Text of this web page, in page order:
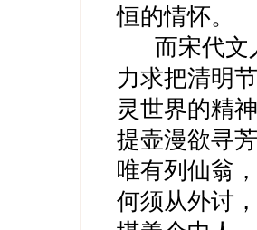
恒的情怀。
而宋代文
力求把清明
灵世界的精
提壶漫欲寻
唯有列仙翁
何须从外讨